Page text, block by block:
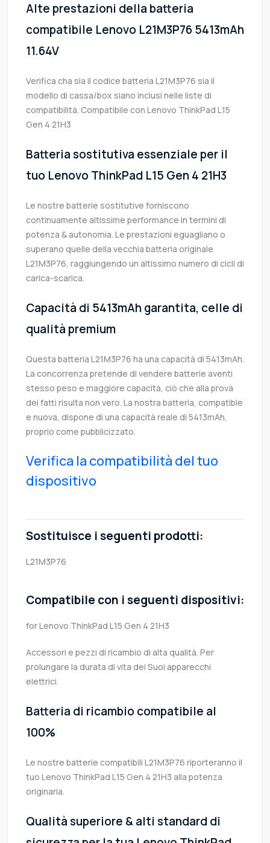
Alte prestazioni della batteria
compatibile Lenovo L21M3P76 5413mAh
11.64V
Verifica cha sia il codice batteria L21M3P76 sia il
modello di cassa/box siano inclusi nelle liste di
compatibilità. Compatibile con Lenovo ThinkPad L15
Gen 4 21H3
Batteria sostitutiva essenziale per il
tuo Lenovo ThinkPad L15 Gen 4 21H3
Le nostre batterie sostitutive forniscono
continuamente altissime performance in termini di
potenza & autonomia. Le prestazioni eguagliano o
superano quelle della vecchia batteria originale
L21M3P76, raggiungendo un altissimo numero di cicli di
carica-scarica.
Capacità di 5413mAh garantita, celle di
qualità premium
Questa batteria L21M3P76 ha una capacità di 5413mAh.
La concorrenza pretende di vendere batterie aventi
stesso peso e maggiore capacità, ciò che alla prova
dei fatti risulta non vero. La nostra batteria, compatible
e nuova, dispone di una capacità reale di 5413mAh,
proprio come pubblicizzato.
Verifica la compatibilità del tuo
dispositivo
Sostituisce i seguenti prodotti:
L21M3P76
Compatibile con i seguenti dispositivi:
for Lenovo ThinkPad L15 Gen 4 21H3
Accessori e pezzi di ricambio di alta qualità. Per
prolungare la durata di vita dei Suoi apparecchi
elettrici.
Batteria di ricambio compatibile al
100%
Le nostre batterie compatibili L21M3P76 riporteranno il
tuo Lenovo ThinkPad L15 Gen 4 21H3 alla potenza
originaria.
Qualità superiore & alti standard di